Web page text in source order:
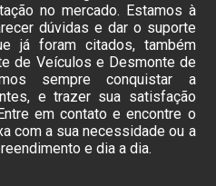
no mercado. Estamos à
dúvidas e dar o suporte
já foram citados, também
de Veículos e Desmonte de
sempre conquistar a
e trazer sua satisfação
em contato e encontre o
com a sua necessidade ou a
e dia a dia.